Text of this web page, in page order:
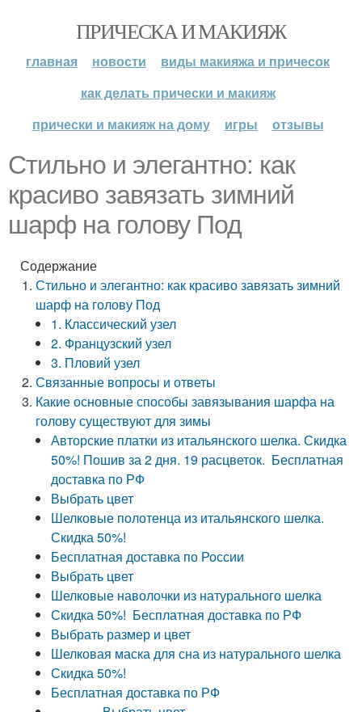
ПРИЧЕСКА И МАКИЯЖ
главная новости
виды макияжа и причесок
как делать прически и макияж
прически и макияж на дому
игры отзывы
Стильно и элегантно: как
красиво завязать зимний
шарф на голову Под
Содержание
Стильно и элегантно: как красиво завязать зимний
шарф на голову Под
1. Классический узел
2. Французский узел
3. Пловий узел
Связанные вопросы и ответы
Какие основные способы завязывания шарфа на
голову существуют для зимы
Авторские платки из итальянского шелка. Скидка
50%! Пошив за 2 дня. 19 расцветок. Бесплатная
доставка по РФ
Выбрать цвет
Шелковые полотенца из итальянского шелка.
Скидка 50%!
Бесплатная доставка по России
Выбрать цвет
Шелковые наволочки из натурального шелка
Скидка 50%! Бесплатная доставка по РФ
Выбрать размер и цвет
Шелковая маска для сна из натурального шелка
Скидка 50%!
Бесплатная доставка по РФ